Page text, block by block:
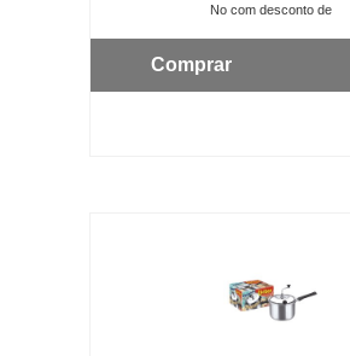
No com desconto de
Comprar